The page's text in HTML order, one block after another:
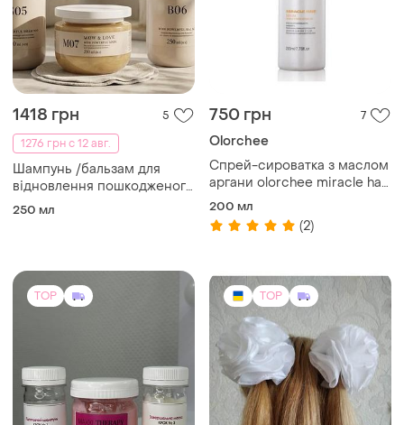
1418 грн
5
1276 грн с 12 авг.
Шампунь /бальзам для
відновлення пошкодженого
волосся / маска для сухого
250 мл
750 грн 7
Olorchee
Спрей-сироватка з маслом
аргани olorchee miracle hair
serum 220 мл
200 мл
(2)
TOP TOP